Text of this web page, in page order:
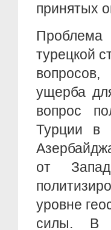
принятых
турецкой
ущерба
вопрос
Турции в
от
уровне
силы. В